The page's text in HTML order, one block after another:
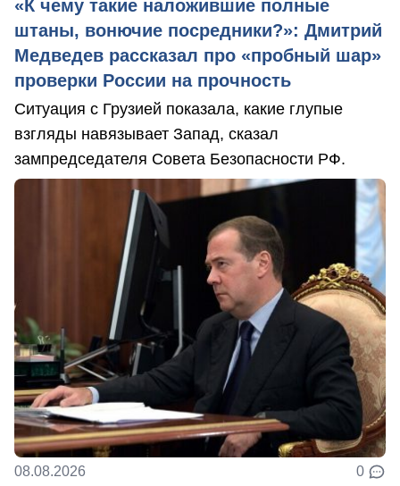
«К чему такие наложившие полные
штаны, вонючие посредники?»: Дмитрий
Медведев рассказал про «пробный шар»
проверки России на прочность
Ситуация с Грузией показала, какие глупые
взгляды навязывает Запад, сказал
зампредседателя Совета Безопасности РФ.
08.08.2026 0